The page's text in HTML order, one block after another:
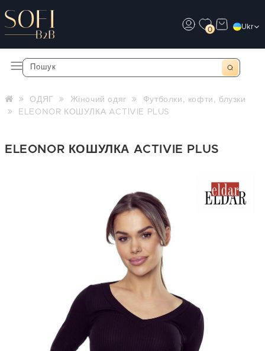
0 Ukr
ОДЯГ Жіночий одяг
Футболки, кофти, блузки
ELEONOR КОШУЛКА ACTIVIE PLUS
ELEONOR КОШУЛКА ACTIVIE PLUS